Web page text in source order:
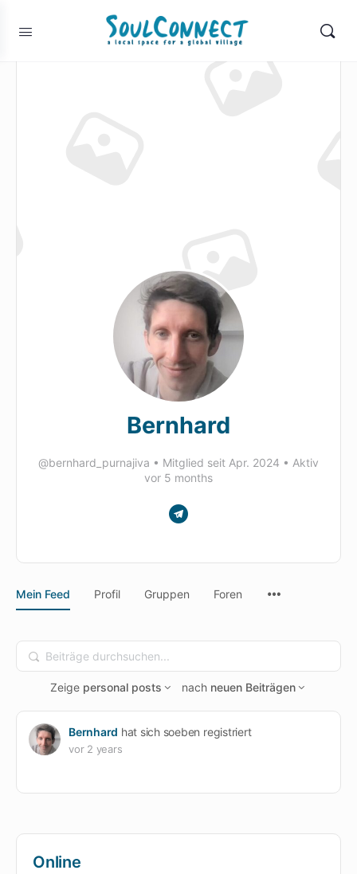
Bernhard
@bernhard_purnajiva • Mitglied seit Apr. 2024 • Aktiv
vor 5 months
Mein Feed Profil Gruppen Foren
Search
Feed…
Zeige personal posts nach neuen Beiträgen
Bernhard hat sich soeben registriert
vor 2 years
Online